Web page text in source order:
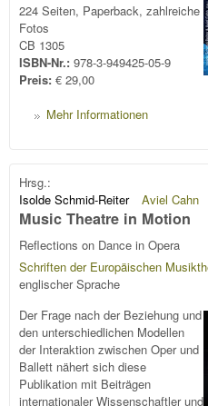
224 Seiten, Paperback, zahlreiche
Fotos
CB 1305
ISBN-Nr.: 978-3-949425-05-9
Preis: € 29,00
Mehr Informationen
Hrsg.:
Isolde Schmid-Reiter
Aviel Cahn
Music Theatre in Motion
Reflections on Dance in Opera
Schriften der Europäischen
englischer Sprache
Der Frage nach der Beziehung und
den unterschiedlichen Modellen
der Interaktion zwischen Oper und
Ballett nähert sich diese
Publikation mit Beiträgen
internationaler Wissenschaftler und